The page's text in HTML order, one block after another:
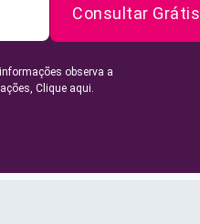
Consultar Grátis
observa a
Clique aqui.